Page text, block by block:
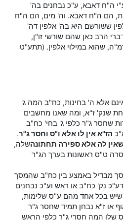
ה"ח דאבא, ע"כ נבחנים בה'
הם ה"ח דאבא. וה' מים, הם ה"ח
ששורשם היא בה' אלפין דה'
הרב כאן שהם שורשי זו"ן,
שהוא במילוי אלפין. (תתע"ט
אלא ה' בחינות, כח"ב המה ג'
שנק' ז"א, ומה שאנו מחשבים
שחסר ג"ר כלפי ג' בחי' כח"ב
הז"א אין לו אלא ו"ס וחסר ג"ר.
לה אלא ספירה תחתונהשלה,
ט"ס ראשונות בערך הג"ר
מבדיל באמצע בין כח"ב שהמסך
נק' כח"ב או ראש וע"כ נבחנים
בכל אחד מהם ע"ס שלימות,
או ז"א נבחן תמיד שחסר ג"ר
שלו המה חסרי ג"ר כלפי הראש